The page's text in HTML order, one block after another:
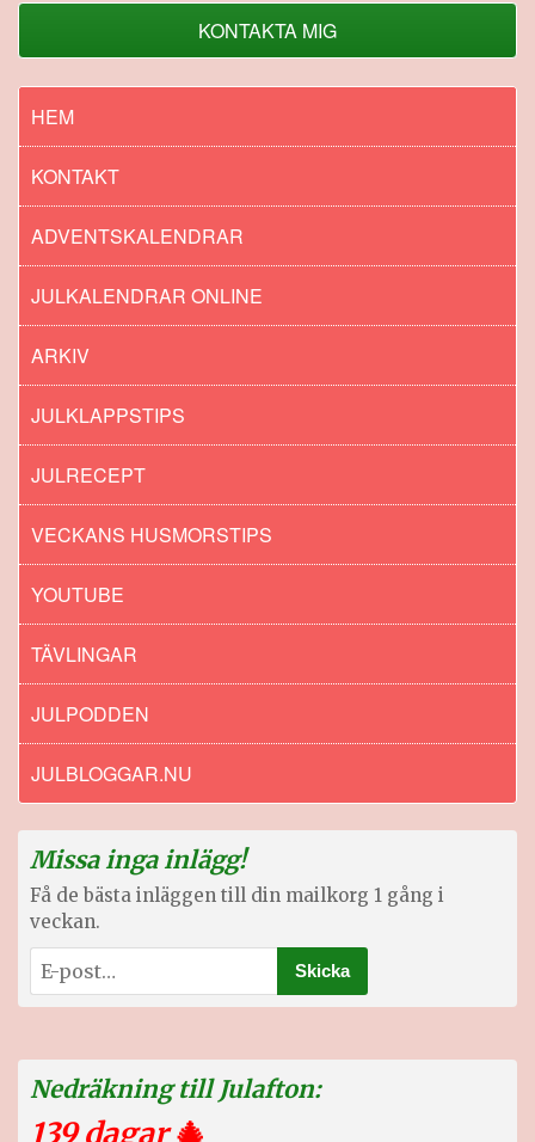
KONTAKTA MIG
HEM
KONTAKT
ADVENTSKALENDRAR
JULKALENDRAR ONLINE
ARKIV
JULKLAPPSTIPS
JULRECEPT
VECKANS HUSMORSTIPS
YOUTUBE
TÄVLINGAR
JULPODDEN
JULBLOGGAR.NU
Missa inga inlägg!
Få de bästa inläggen till din mailkorg 1 gång i
veckan.
Nedräkning till Julafton:
139 dagar🎄